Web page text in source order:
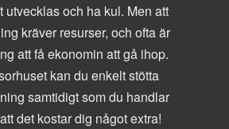
utvecklas och ha kul. Men att
kräver resurser, och ofta är
att få ekonomin att gå ihop.
kan du enkelt stötta
samtidigt som du handlar
det kostar dig något extra!